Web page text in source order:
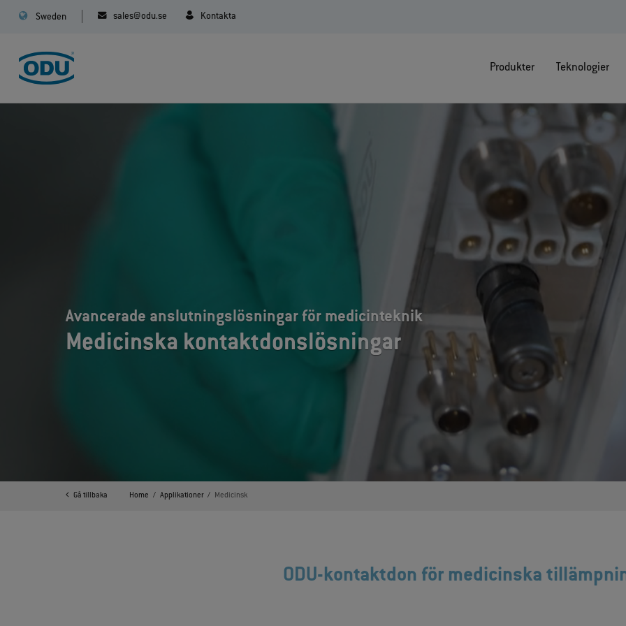
Sweden sales@odu.se Kontakta
Produkter Teknologier
Medicinska kontaktdonslösningar
Avancerade anslutningslösningar för medicinteknik
Gå tillbaka Home Applikationer Medicinsk
ODU-kontaktdon för medicinska